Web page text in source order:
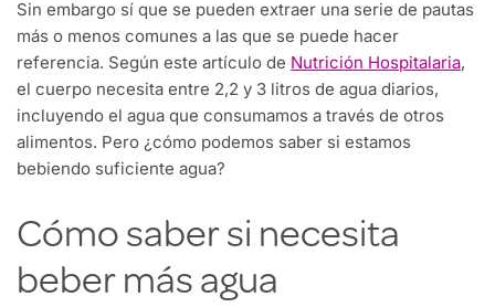
Sin embargo sí que se pueden extraer una serie de pautas
más o menos comunes a las que se puede hacer
referencia. Según este artículo de Nutrición Hospitalaria,
el cuerpo necesita entre 2,2 y 3 litros de agua diarios,
incluyendo el agua que consumamos a través de otros
alimentos. Pero ¿cómo podemos saber si estamos
bebiendo suficiente agua?
Cómo saber si necesita
beber más agua